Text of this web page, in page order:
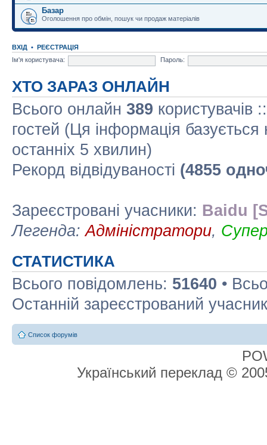
Базар
Оголошення про обмін, пошук чи продаж матеріалів
ВХІД • РЕЄСТРАЦІЯ
Ім'я користувача:
Пароль:
ХТО ЗАРАЗ ОНЛАЙН
Всього онлайн 389 користувачів
гостей (Ця інформація базується
останніх 5 хвилин)
Рекорд відвідуваності (4855
Зареєстровані учасники: Baidu
Легенда:Адміністратори,
СТАТИСТИКА
Всього повідомлень: 51640 •
Останній зареєстрований
Список форумів
Український переклад ©